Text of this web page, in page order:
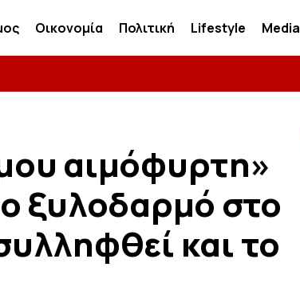
Οικονομία Πολιτική Lifestyle Media
αιμόφυρτη»
ξυλοδαρμό στο
και το